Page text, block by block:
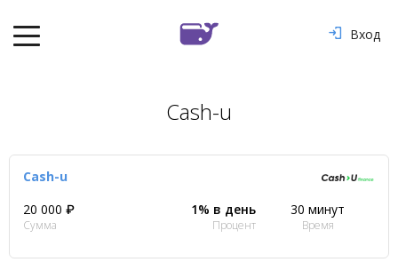
Вход
Cash-u
Cash-u
20 000 ₽
Сумма
1% в день
Процент
30 минут
Время